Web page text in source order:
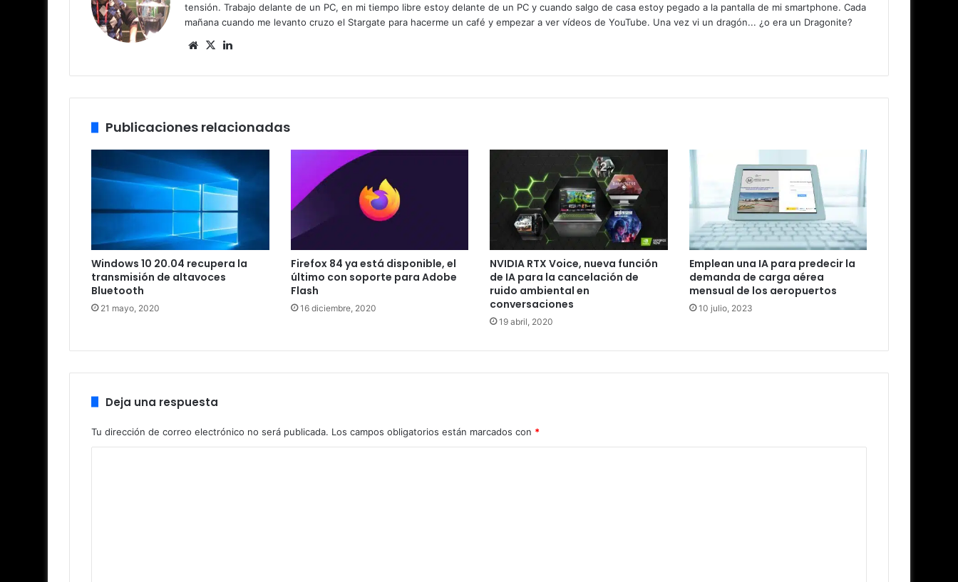
tensión. Trabajo delante de un PC, en mi tiempo libre estoy delante de un PC y cuando salgo de casa estoy pegado a la pantalla de mi smartphone. Cada
mañana cuando me levanto cruzo el Stargate para hacerme un café y empezar a ver vídeos de YouTube. Una vez vi un dragón... ¿o era un Dragonite?
SitioX
Publicaciones relacionadas
Windows 10 20.04 recupera la
transmisión de altavoces
Bluetooth
21 mayo, 2020
Firefox 84 ya está disponible, el
último con soporte para Adobe
Flash
16 diciembre, 2020
NVIDIA RTX Voice, nueva función
de IA para la cancelación de
ruido ambiental en
conversaciones
19 abril, 2020
Emplean una IA para predecir la
demanda de carga aérea
mensual de los aeropuertos
10 julio, 2023
Deja una respuesta
Tu dirección de correo electrónico no será publicada. Los campos obligatorios están marcados con *